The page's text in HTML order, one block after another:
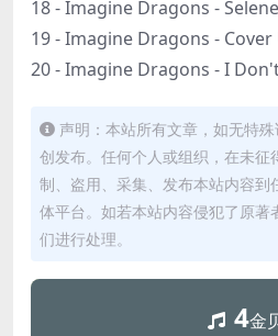
18 - Imagine Dragons - Selene
19 - Imagine Dragons - Cover
20 - Imagine Dragons - I
声明：本站所有文章，如无特
创发布。任何个人或组织，在未征
制、盗用、采集、发布本站内容到
体平台。如若本站内容侵犯了原著
们进行处理。
4金